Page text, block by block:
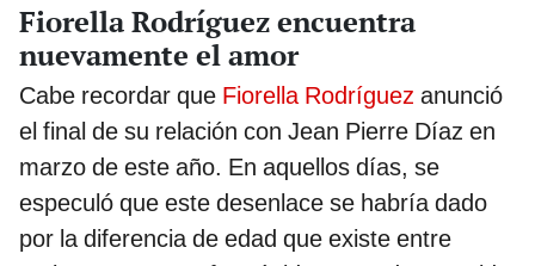
Fiorella Rodríguez encuentra
nuevamente el amor
Cabe recordar que Fiorella Rodríguez anunció
el final de su relación con Jean Pierre Díaz en
marzo de este año. En aquellos días, se
especuló que este desenlace se habría dado
por la diferencia de edad que existe entre